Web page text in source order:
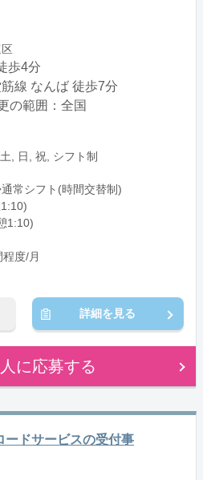
歩4分
線 なんば 徒歩7分
の範囲：全国
, 日, 祝, シフト制
常シフト(時間交替制)
1:10)
度/月
詳細を見る
に応募する
ードサービスの受付事